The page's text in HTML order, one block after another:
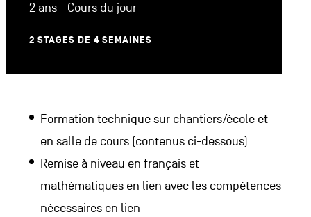
2 ans - Cours du jour
2 STAGES DE 4 SEMAINES
Formation technique sur chantiers/école et
en salle de cours (contenus ci-dessous)
Remise à niveau en français et
mathématiques en lien avec les compétences
nécessaires en lien